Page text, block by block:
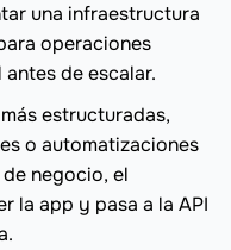
una infraestructura
operaciones
de escalar.
estructuradas,
o automatizaciones
negocio, el
la app y pasa a la API